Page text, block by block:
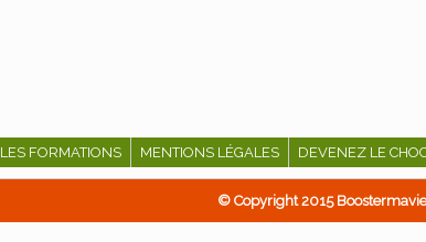
LES FORMATIONS MENTIONS LÉGALES DEVENEZ LE
© Copyright 2015